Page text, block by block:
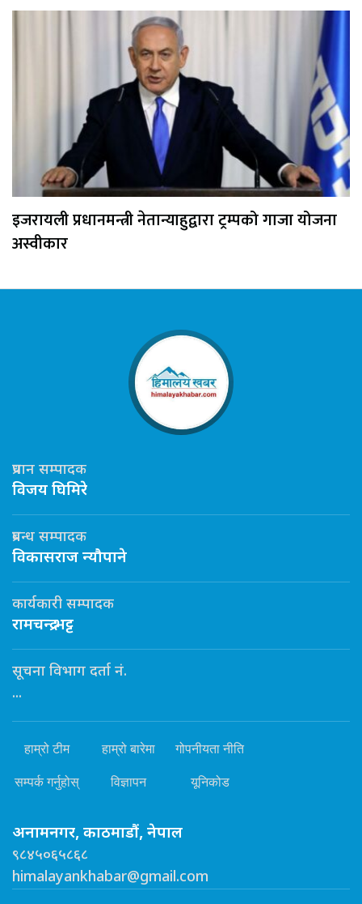
इजरायली प्रधानमन्त्री नेतान्याहुद्वारा ट्रम्पको गाजा योजना
अस्वीकार
प्रधान सम्पादक
विजय घिमिरे
प्रबन्ध सम्पादक
विकासराज न्यौपाने
कार्यकारी सम्पादक
रामचन्द्र भट्ट
सूचना विभाग दर्ता नं.
...
हाम्रो टीम हाम्रो बारेमा गोपनीयता नीति
सम्पर्क गर्नुहोस् विज्ञापन यूनिकोड
अनामनगर, काठमाडौं, नेपाल
९८४५०६५८६८
himalayankhabar@gmail.com